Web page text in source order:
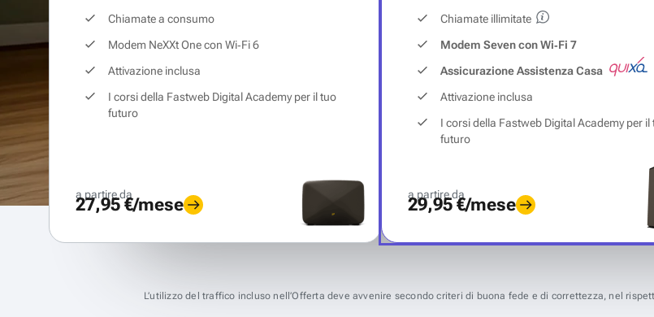
Chiamate a consumo
Modem NeXXt One con Wi‑Fi 6
Attivazione inclusa
I corsi della Fastweb Digital Academy per il tuo
futuro
a partire da
27,95 €/mese
Chiamate illimitate
Modem Seven con Wi‑Fi 7
Assicurazione Assistenza Casa
Attivazione inclusa
I corsi della Fastweb Digital Academy per il
futuro
a partire da
29,95 €/mese
L’utilizzo del traffico incluso nell’Offerta deve avvenire secondo criteri di buona fede e di correttezza, nel